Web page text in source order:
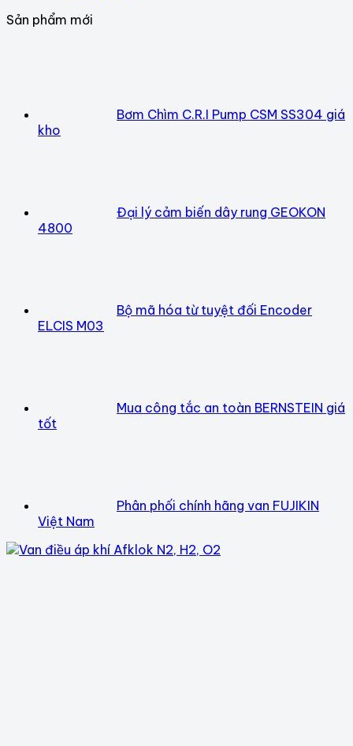
Sản phẩm mới
Bơm Chìm C.R.I Pump CSM SS304 giá
kho
Đại lý cảm biến dây rung GEOKON
4800
Bộ mã hóa từ tuyệt đối Encoder
ELCIS M03
Mua công tắc an toàn BERNSTEIN giá
tốt
Phân phối chính hãng van FUJIKIN
Việt Nam